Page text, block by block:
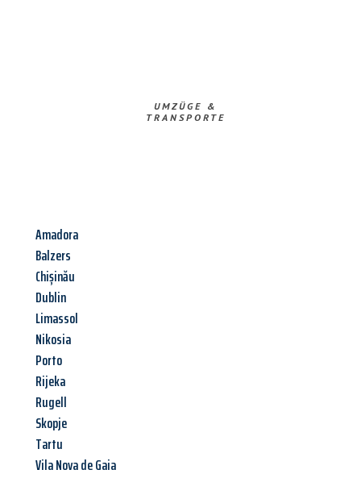
UMZÜGE &
TRANSPORTE
Amadora
Balzers
Chișinău
Dublin
Limassol
Nikosia
Porto
Rijeka
Rugell
Skopje
Tartu
Vila Nova de Gaia